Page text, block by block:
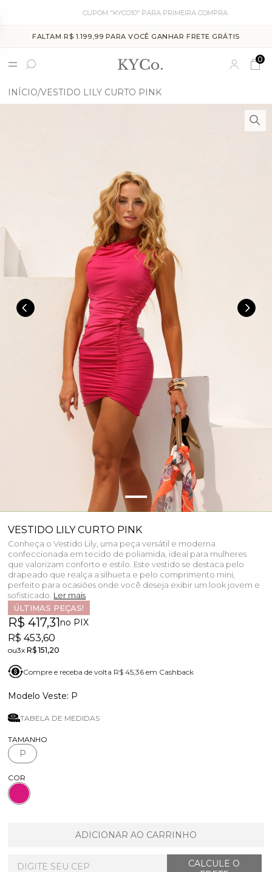
CUPOM "KYCO10" PARA PRIMEIRA COMPRA
FALTAM R$ 1.199,99 PARA VOCÊ GANHAR FRETE GRÁTIS
0
INÍCIO VESTIDO LILY CURTO PINK
VESTIDO LILY CURTO PINK
Conheça o Vestido Lily, uma peça versátil e moderna
confeccionada em tecido de poliamida, ideal para mulheres
que valorizam conforto e estilo. Este vestido se destaca pelo
drapeado que realça a silhueta e pelo comprimento mini,
perfeito para ocasiões onde você deseja exibir um look jovem e
sofisticado. Ler mais
ÚLTIMAS PEÇAS!
R$ 417,31no PIX
R$ 453,60
3xR$ 151,20
Compre e receba de volta R$ 45,36 em Cashback
P
TABELA DE MEDIDAS
TAMANHO
P
COR
ADICIONAR AO CARRINHO